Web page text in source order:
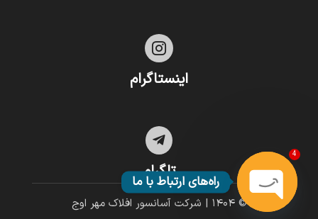

اینستاگرام

تلگرام
© ۱۴۰۴ | شرکت آسانسور افلاک مهر اوج
راه‌های ارتباط با ما
4